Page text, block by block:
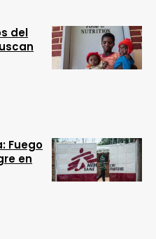
del
Fuego
en